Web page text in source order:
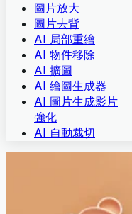
圖片放大
圖片去背
AI 局部重繪
AI 物件移除
AI 擴圖
AI 繪圖生成器
AI 圖片生成影片
強化
AI 自動裁切